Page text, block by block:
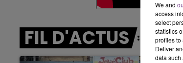
FIL D'ACTUS
We and
access
select
statistics
profiles to
Deliver
data such